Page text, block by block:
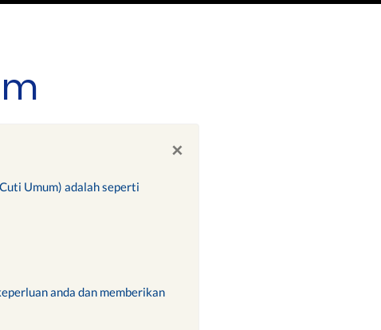
×
Umum) adalah seperti
anda dan memberikan